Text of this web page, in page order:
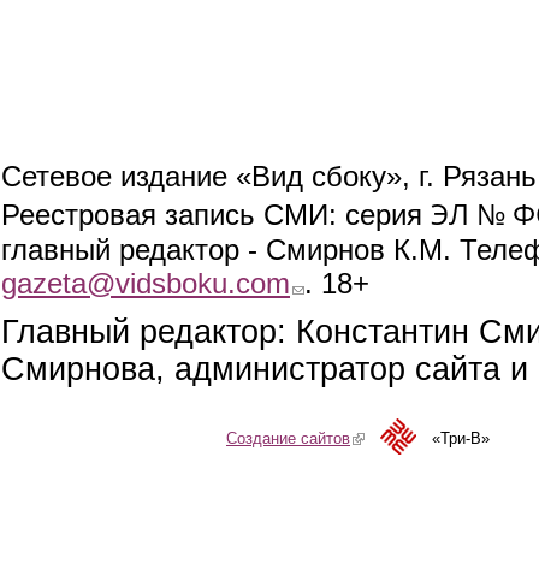
Сетевое издание «Вид сбоку», г.
Реестровая запись СМИ: серия ЭЛ №
главный редактор - Смирнов К.М.
gazeta@vidsboku.com (link sends e-mail)
. 18+
Главный редактор: Константин
Смирнова, администратор сайта
Создание сайтов(link is external)«Три-В»